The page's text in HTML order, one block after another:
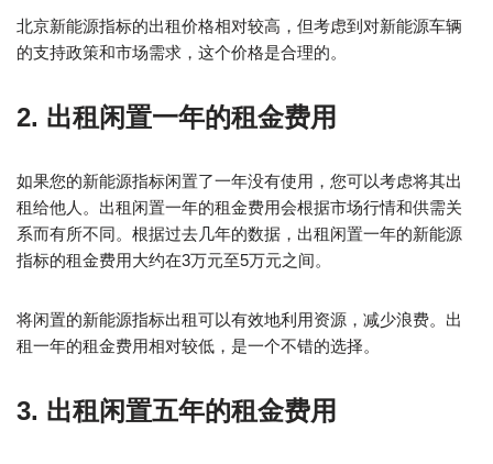
北京新能源指标的出租价格相对较高，但考虑到对新能源车辆
的支持政策和市场需求，这个价格是合理的。
2. 出租闲置一年的租金费用
如果您的新能源指标闲置了一年没有使用，您可以考虑将其出
租给他人。出租闲置一年的租金费用会根据市场行情和供需关
系而有所不同。根据过去几年的数据，出租闲置一年的新能源
指标的租金费用大约在3万元至5万元之间。
将闲置的新能源指标出租可以有效地利用资源，减少浪费。出
租一年的租金费用相对较低，是一个不错的选择。
3. 出租闲置五年的租金费用